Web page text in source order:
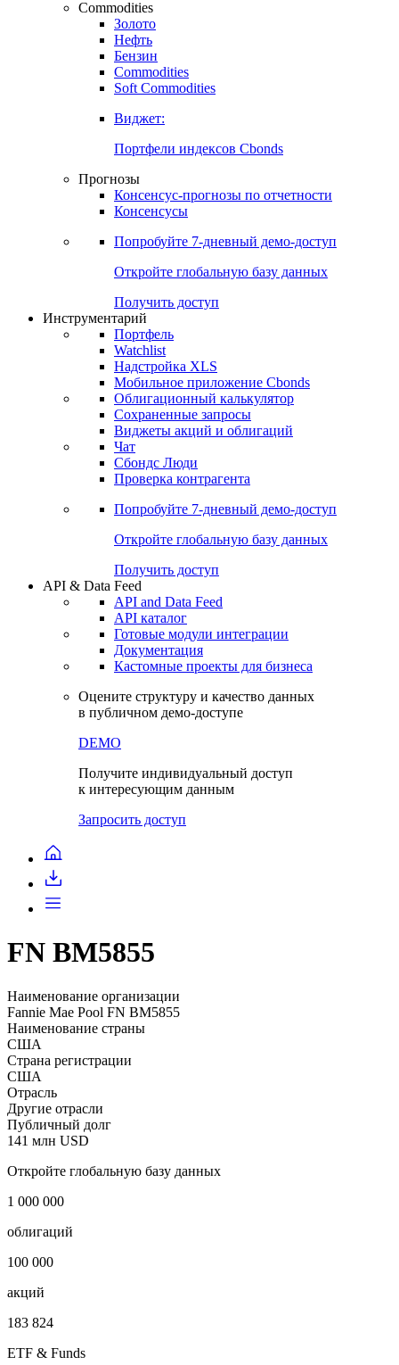
Commodities
Золото
Нефть
Бензин
Commodities
Soft Commodities
Виджет:
Портфели индексов Cbonds
Прогнозы
Консенсус-прогнозы по отчетности
Консенсусы
Попробуйте 7-дневный демо-доступ
Откройте глобальную базу данных
Получить доступ
Инструментарий
Портфель
Watchlist
Надстройка XLS
Мобильное приложение Cbonds
Облигационный калькулятор
Сохраненные запросы
Виджеты акций и облигаций
Чат
Сбондс Люди
Проверка контрагента
Попробуйте 7-дневный демо-доступ
Откройте глобальную базу данных
Получить доступ
API & Data Feed
API and Data Feed
API каталог
Готовые модули интеграции
Документация
Кастомные проекты для бизнеса
Оцените структуру и качество данных
в публичном демо-доступе
DEMO
Получите индивидуальный доступ
к интересующим данным
Запросить доступ
FN BM5855
Наименование организации
Fannie Mae Pool FN BM5855
Наименование страны
США
Страна регистрации
США
Отрасль
Другие отрасли
Публичный долг
141 млн USD
Откройте глобальную базу данных
1 000 000
облигаций
100 000
акций
183 824
ETF & Funds